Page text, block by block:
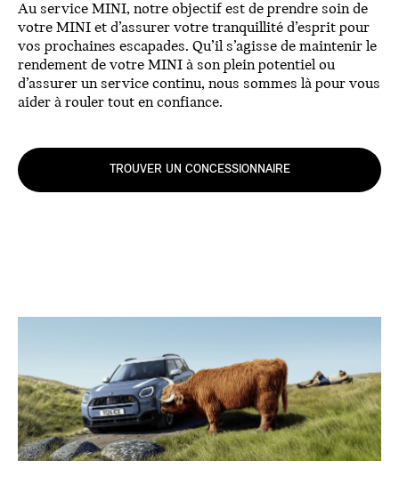
Au service MINI, notre objectif est de prendre soin de
votre MINI et d’assurer votre tranquillité d’esprit pour
vos prochaines escapades. Qu’il s’agisse de maintenir le
rendement de votre MINI à son plein potentiel ou
d’assurer un service continu, nous sommes là pour vous
aider à rouler tout en confiance.
TROUVER UN CONCESSIONNAIRE